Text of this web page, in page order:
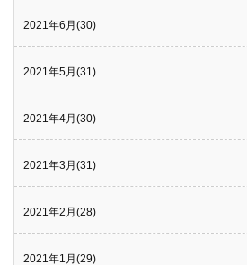
2021年6月(30)
2021年5月(31)
2021年4月(30)
2021年3月(31)
2021年2月(28)
2021年1月(29)